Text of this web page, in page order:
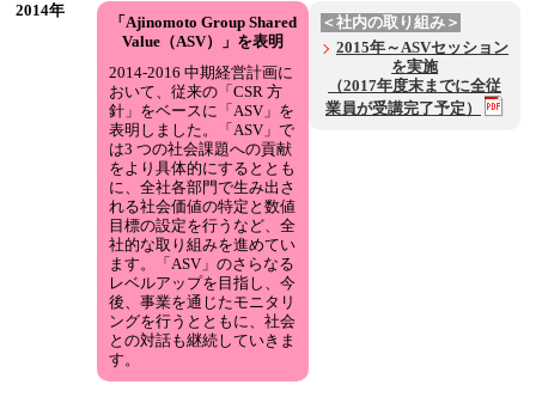
2014年
「Ajinomoto Group Shared
Value（ASV）」を表明
2014-2016 中期経営計画に
おいて、従来の「CSR 方
針」をベースに「ASV」を
表明しました。「ASV」で
は3 つの社会課題への貢献
をより具体的にするととも
に、全社各部門で生み出さ
れる社会価値の特定と数値
目標の設定を行うなど、全
社的な取り組みを進めてい
ます。「ASV」のさらなる
レベルアップを目指し、今
後、事業を通じたモニタリ
ングを行うとともに、社会
との対話も継続していきま
す。
＜社内の取り組み＞
2015年～ASVセッション
を実施
（2017年度末までに全従
業員が受講完了予定）